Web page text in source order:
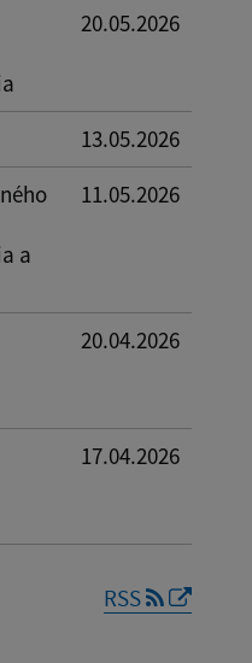
20.05.2026
13.05.2026
a
11.05.2026
20.04.2026
17.04.2026
RSS